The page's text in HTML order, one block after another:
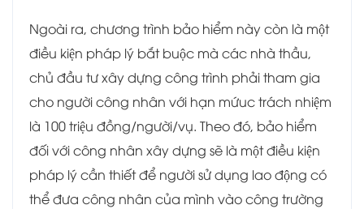
Ngoài ra, chương trình bảo hiểm này còn là một
điều kiện pháp lý bắt buộc mà các nhà thầu,
chủ đầu tư xây dựng công trình phải tham gia
cho người công nhân với hạn mứuc trách nhiệm
là 100 triệu đồng/người/vụ. Theo đó, bảo hiểm
đối với công nhân xây dựng sẽ là một điều kiện
pháp lý cần thiết để người sử dụng lao động có
thể đưa công nhân của mình vào công trường